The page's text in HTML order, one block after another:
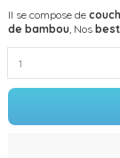
Il se compose de
de bambou, Nos